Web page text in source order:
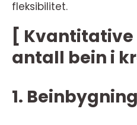
fleksibilitet.
[
antall bein i
1.